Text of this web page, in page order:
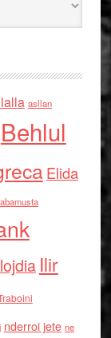
asllan
Behlul
Elida
Ilir
nderroi jete ne